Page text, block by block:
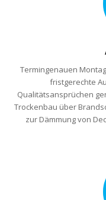
Termingenauen
fristgerechte
Qualitätsansprüchen
Trockenbau über
zur Dämmung von